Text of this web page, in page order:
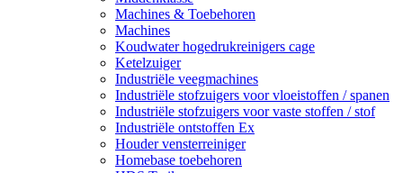
Machines & Toebehoren
Machines
Koudwater hogedrukreinigers cage
Ketelzuiger
Industriële veegmachines
Industriële stofzuigers voor vloeistoffen / spanen
Industriële stofzuigers voor vaste stoffen / stof
Industriële ontstoffen Ex
Houder vensterreiniger
Homebase toebehoren